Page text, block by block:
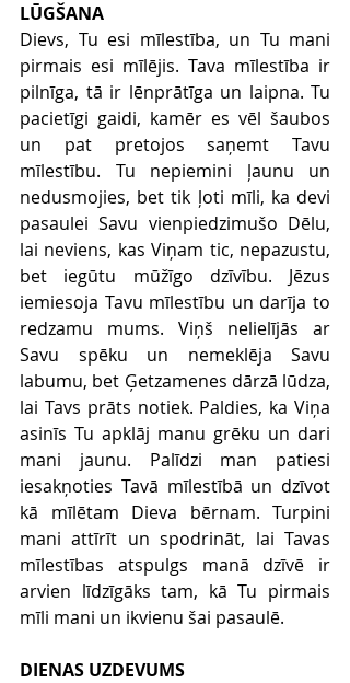
LŪGŠANA
Dievs, Tu esi mīlestība, un Tu mani
pirmais esi mīlējis. Tava mīlestība ir
pilnīga, tā ir lēnprātīga un laipna. Tu
pacietīgi gaidi, kamēr es vēl šaubos
un pat pretojos saņemt Tavu
mīlestību. Tu nepiemini ļaunu un
nedusmojies, bet tik ļoti mīli, ka devi
pasaulei Savu vienpiedzimušo Dēlu,
lai neviens, kas Viņam tic, nepazustu,
bet iegūtu mūžīgo dzīvību. Jēzus
iemiesoja Tavu mīlestību un darīja to
redzamu mums. Viņš nelielījās ar
Savu spēku un nemeklēja Savu
labumu, bet Ģetzamenes dārzā lūdza,
lai Tavs prāts notiek. Paldies, ka Viņa
asinīs Tu apklāj manu grēku un dari
mani jaunu. Palīdzi man patiesi
iesakņoties Tavā mīlestībā un dzīvot
kā mīlētam Dieva bērnam. Turpini
mani attīrīt un spodrināt, lai Tavas
mīlestības atspulgs manā dzīvē ir
arvien līdzīgāks tam, kā Tu pirmais
mīli mani un ikvienu šai pasaulē.
DIENAS UZDEVUMS